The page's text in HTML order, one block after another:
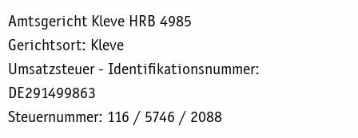
Amtsgericht Kleve HRB 4985
Gerichtsort: Kleve
Umsatzsteuer - Identifikationsnummer:
DE291499863
Steuernummer: 116 / 5746 / 2088